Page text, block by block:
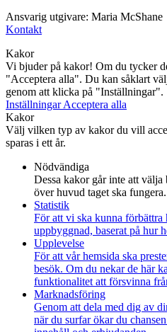
Ansvarig utgivare: Maria McShane
Kontakt
Kakor
Vi bjuder på kakor! Om du tycker
"Acceptera alla". Du kan såklart
genom att klicka på "Inställningar".
InställningarAcceptera alla
Kakor
Välj vilken typ av kakor du vill
sparas i ett år.
Nödvändiga
Dessa kakor går inte att
över huvud taget ska fungera.
Statistik
För att vi ska kunna
uppbyggnad, baserat på hur
Upplevelse
För att vår hemsida ska
besök. Om du nekar de här
funktionalitet att försvinna
Marknadsföring
Genom att dela med dig av
när du surfar ökar du